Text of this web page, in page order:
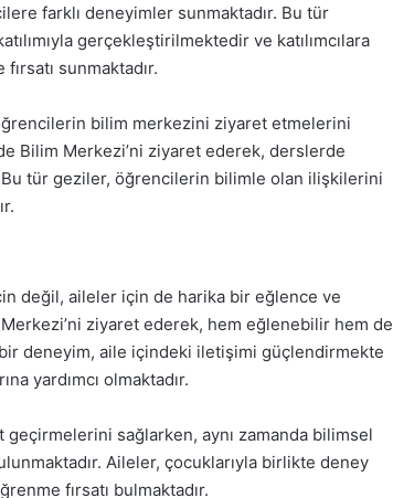
farklı deneyimler sunmaktadır. Bu tür
gerçekleştirilmektedir ve katılımcılara
sunmaktadır.
bilim merkezini ziyaret etmelerini
Bilim Merkezi’ni ziyaret ederek, derslerde
tür geziler, öğrencilerin bilimle olan ilişkilerini
değil, aileler için de harika bir eğlence ve
ziyaret ederek, hem eğlenebilir hem de
deneyim, aile içindeki iletişimi güçlendirmekte
yardımcı olmaktadır.
sağlarken, aynı zamanda bilimsel
Aileler, çocuklarıyla birlikte deney
fırsatı bulmaktadır.